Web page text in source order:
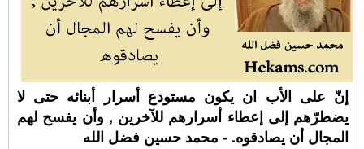
إنّ على الأب ان يكون مستودع أسرار أبنائه حتى لا
يضطرّهم إلى إعطاء أسرارهم للآخرين , وأن يفسح لهم
المجال أن يصادقوه. - محمد حسين فضل الله